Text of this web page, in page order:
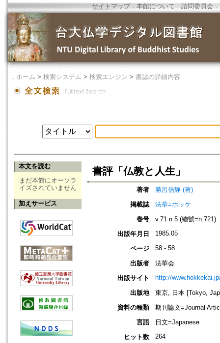
サイトマップ．本館について ． 諮問委員会 ．
． ホーム > 検索システム > 検索エンジン > 書誌の詳細内容
本文を読む
まだ本館にオーソラ
イズされていません
加えサービス
書評「仏教と人生」
著者
勝呂信静 (著)
掲載誌
法華=ホッケ
巻号
v.71 n.5 (總號=n.721)
出版年月日
1985.05
ページ 58 - 58
出版者
法華会
出版サイト
http://
出版地
東京, 日本 [Tokyo,
資料の種類
期刊論文=Journal
言語
日文=Japanese
ヒット数
264